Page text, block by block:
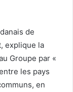
de
explique la
Groupe par «
les pays
en